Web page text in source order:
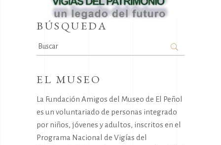
BÚSQUEDA
Search
for:
EL MUSEO
La Fundación Amigos del Museo de El Peñol
es un voluntariado de personas integrado
por niños, jóvenes y adultos, inscritos en el
Programa Nacional de Vigías del